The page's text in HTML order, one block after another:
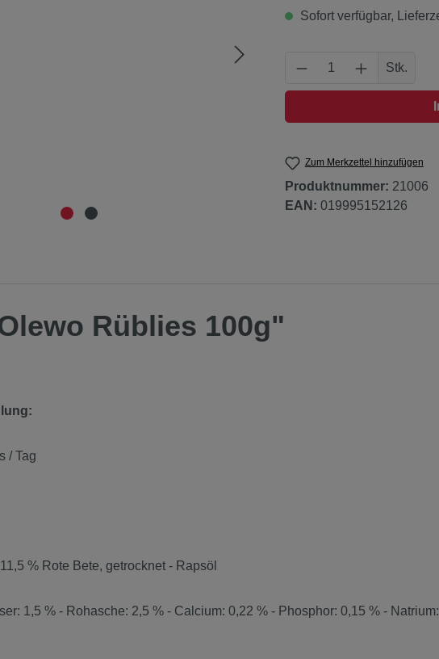
Sofort verfügbar,
Produkt Anzahl:
Stk.
Zum Merkzettel hinzufügen
Produktnummer: 21006
EAN: 019995152126
Rüblies 100g"
/ Tag
% Rote Bete, getrocknet - Rapsöl
1,5 % - Rohasche: 2,5 % - Calcium: 0,22 % - Phosphor: 0,15 % -